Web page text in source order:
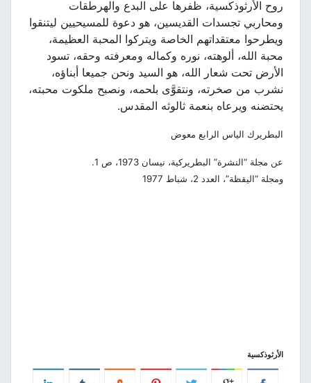
روح الأرثوذكسية، ظفرها على البدع والهرطقات
ومحاربي تجسدات القديسين، هو دعوة للمسيحيين ليتنقوا
ويطرحوا معتقداتهم الخاصة ويتركوا المحبة العظيمة،
محبة الله، ألوهته، نوره وكماله ومعرفته وحقه، تسود
الأرض تحت شعار الله، هو السيد ونحن جميعا أبناؤه،
نشرب من صخرته، ونتقوَّى بلحمه، ونصبح ملكوت محبته،
يحتضنه ويرعاه بنعمة ثالوثه المقدس.
البطريرك الياس الرابع معوض
عن مجلة “النشرة” البطريركية، نيسان 1973، ص 1.
ومجلة “اليقظة”، العدد 2، شباط 1977
الأرثوذكسية